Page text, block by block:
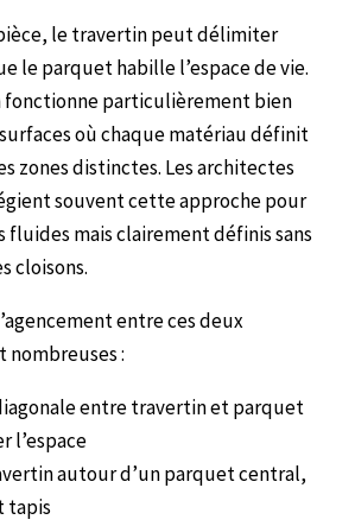
le travertin peut délimiter
le parquet habille l’espace de vie.
fonctionne particulièrement bien
où chaque matériau définit
zones distinctes. Les architectes
souvent cette approche pour
fluides mais clairement définis sans
cloisons.
entre ces deux
nombreuses :
entre travertin et parquet
l’espace
autour d’un parquet central,
tapis